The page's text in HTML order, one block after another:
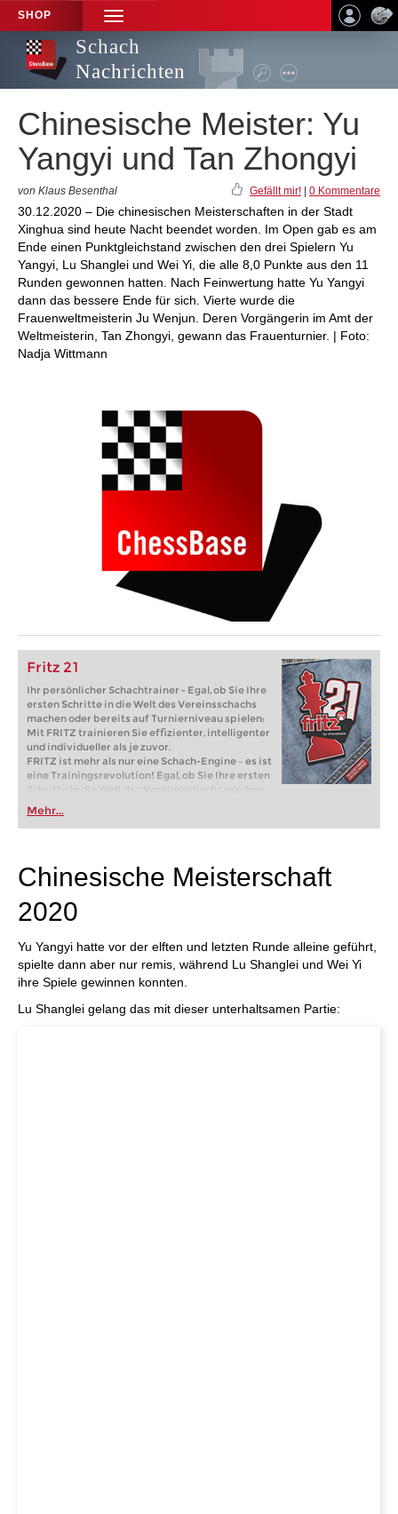
SHOP
TOGGLE
NAVIGATION
Schach
Nachrichten
Chinesische Meister: Yu
Yangyi und Tan Zhongyi
von Klaus Besenthal Gefällt mir! 0 Kommentare
30.12.2020 – Die chinesischen Meisterschaften in der Stadt
Xinghua sind heute Nacht beendet worden. Im Open gab es am
Ende einen Punktgleichstand zwischen den drei Spielern Yu
Yangyi, Lu Shanglei und Wei Yi, die alle 8,0 Punkte aus den 11
Runden gewonnen hatten. Nach Feinwertung hatte Yu Yangyi
dann das bessere Ende für sich. Vierte wurde die
Frauenweltmeisterin Ju Wenjun. Deren Vorgängerin im Amt der
Weltmeisterin, Tan Zhongyi, gewann das Frauenturnier. | Foto:
Nadja Wittmann
Fritz 21
Ihr persönlicher Schachtrainer - Egal, ob Sie Ihre
ersten Schritte in die Welt des Vereinsschachs
machen oder bereits auf Turnierniveau spielen:
Mit FRITZ trainieren Sie effizienter, intelligenter
und individueller als je zuvor.
FRITZ ist mehr als nur eine Schach-Engine – es ist
eine Trainingsrevolution! Egal, ob Sie Ihre ersten
Schritte in die Welt des Vereinsschachs machen
oder bereits auf Turnierniveau spielen: Mit
FRITZ trainieren Sie effizienter, intelligenter und
individueller als je zuvor.
Mehr...
Chinesische Meisterschaft
2020
Yu Yangyi hatte vor der elften und letzten Runde alleine geführt,
spielte dann aber nur remis, während Lu Shanglei und Wei Yi
ihre Spiele gewinnen konnten.
Lu Shanglei gelang das mit dieser unterhaltsamen Partie: